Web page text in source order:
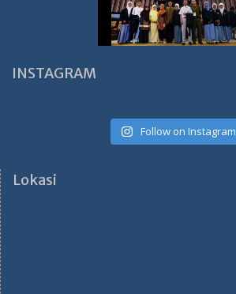
INSTAGRAM
Follow on Instagram
Lokasi